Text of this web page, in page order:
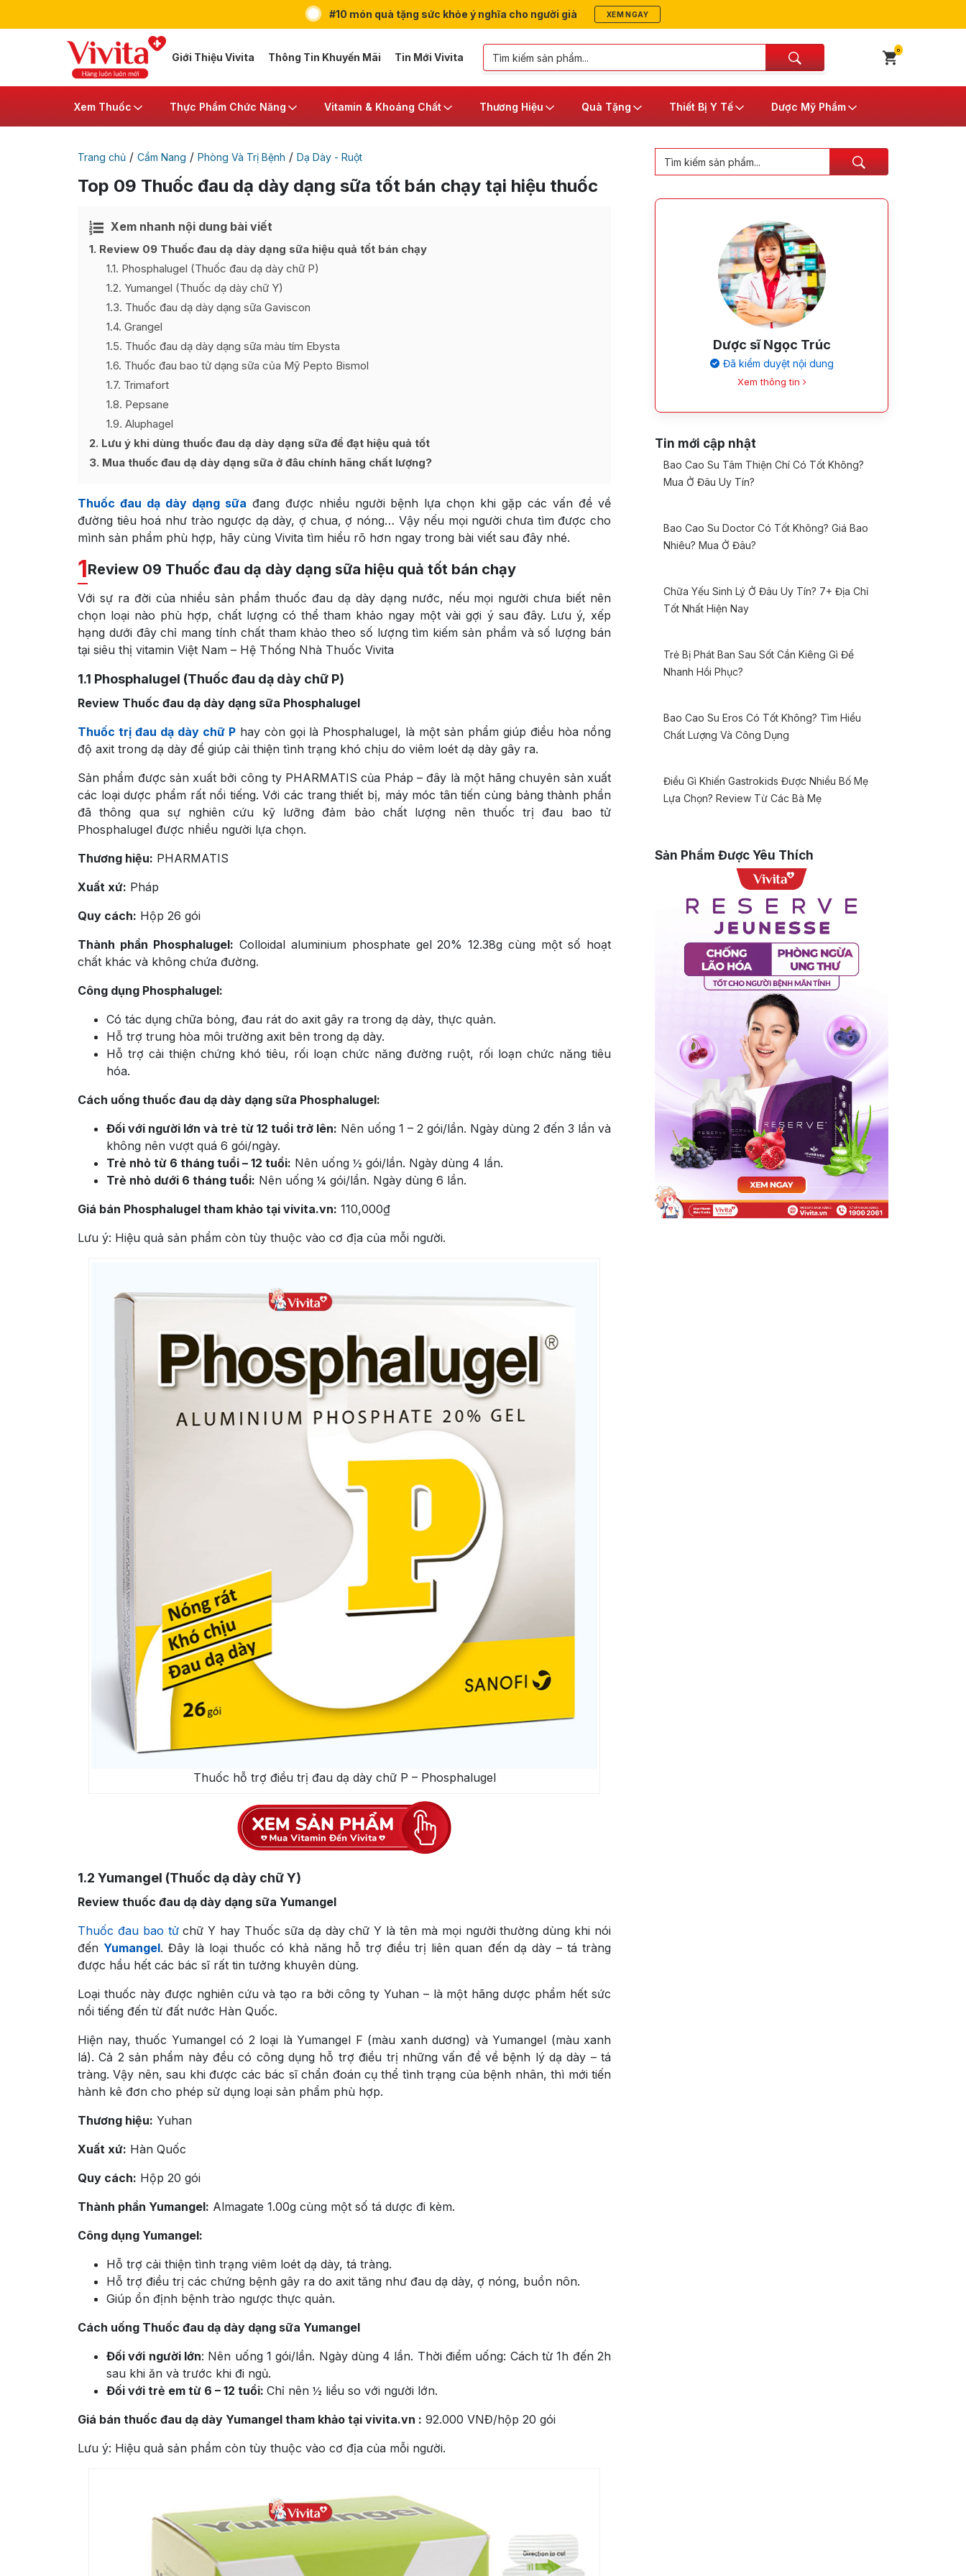
#10 món quà tặng sức khỏe ý nghĩa cho người già XEM NGAY
Giới Thiệu Vivita Thông Tin Khuyến Mãi Tin Mới Vivita
0
Xem Thuốc Thực Phẩm Chức Năng Vitamin & Khoáng Chất Thương Hiệu Quà Tặng Thiết Bị Y Tế Dược Mỹ Phẩm
Trang chủ / Cẩm Nang / Phòng Và Trị Bệnh / Dạ Dày - Ruột
Top 09 Thuốc đau dạ dày dạng sữa tốt bán chạy tại hiệu thuốc
Xem nhanh nội dung bài viết
Ẩn
1 Review 09 Thuốc đau dạ dày dạng sữa hiệu quả tốt bán chạy
1.1 Phosphalugel (Thuốc đau dạ dày chữ P)
1.2 Yumangel (Thuốc dạ dày chữ Y)
1.3 Thuốc đau dạ dày dạng sữa Gaviscon
1.4 Grangel
1.5 Thuốc đau dạ dày dạng sữa màu tím Ebysta
1.6 Thuốc đau bao tử dạng sữa của Mỹ Pepto Bismol
1.7 Trimafort
1.8 Pepsane
1.9 Aluphagel
2 Lưu ý khi dùng thuốc đau dạ dày dạng sữa để đạt hiệu quả tốt
3 Mua thuốc đau dạ dày dạng sữa ở đâu chính hãng chất lượng?
Thuốc đau dạ dày dạng sữa đang được nhiều người bệnh lựa chọn khi gặp các vấn đề về
đường tiêu hoá như trào ngược dạ dày, ợ chua, ợ nóng… Vậy nếu mọi người chưa tìm được cho
mình sản phẩm phù hợp, hãy cùng Vivita tìm hiểu rõ hơn ngay trong bài viết sau đây nhé.
1Review 09 Thuốc đau dạ dày dạng sữa hiệu quả tốt bán chạy
Với sự ra đời của nhiều sản phẩm thuốc đau dạ dày dạng nước, nếu mọi người chưa biết nên
chọn loại nào phù hợp, chất lượng có thể tham khảo ngay một vài gợi ý sau đây. Lưu ý, xếp
hạng dưới đây chỉ mang tính chất tham khảo theo số lượng tìm kiếm sản phẩm và số lượng bán
tại siêu thị vitamin Việt Nam – Hệ Thống Nhà Thuốc Vivita
1.1 Phosphalugel (Thuốc đau dạ dày chữ P)
Review Thuốc đau dạ dày dạng sữa Phosphalugel
Thuốc trị đau dạ dày chữ Phay còn gọi là Phosphalugel, là một sản phẩm giúp điều hòa nồng
độ axit trong dạ dày để giúp cải thiện tình trạng khó chịu do viêm loét dạ dày gây ra.
Sản phẩm được sản xuất bởi công ty PHARMATIS của Pháp – đây là một hãng chuyên sản xuất
các loại dược phẩm rất nổi tiếng. Với các trang thiết bị, máy móc tân tiến cùng bảng thành phần
đã thông qua sự nghiên cứu kỹ lưỡng đảm bảo chất lượng nên thuốc trị đau bao tử
Phosphalugel được nhiều người lựa chọn.
Thương hiệu: PHARMATIS
Xuất xứ: Pháp
Quy cách: Hộp 26 gói
Thành phần Phosphalugel: Colloidal aluminium phosphate gel 20% 12.38g cùng một số hoạt
chất khác và không chứa đường.
Công dụng Phosphalugel:
Có tác dụng chữa bỏng, đau rát do axit gây ra trong dạ dày, thực quản.
Hỗ trợ trung hòa môi trường axit bên trong dạ dày.
Hỗ trợ cải thiện chứng khó tiêu, rối loạn chức năng đường ruột, rối loạn chức năng tiêu
hóa.
Cách uống thuốc đau dạ dày dạng sữa Phosphalugel:
Đối với người lớn và trẻ từ 12 tuổi trở lên: Nên uống 1 – 2 gói/lần. Ngày dùng 2 đến 3 lần và
không nên vượt quá 6 gói/ngày.
Trẻ nhỏ từ 6 tháng tuổi – 12 tuổi: Nên uống ½ gói/lần. Ngày dùng 4 lần.
Trẻ nhỏ dưới 6 tháng tuổi: Nên uống ¼ gói/lần. Ngày dùng 6 lần.
Giá bán Phosphalugel tham khảo tại vivita.vn: 110,000₫
Lưu ý: Hiệu quả sản phẩm còn tùy thuộc vào cơ địa của mỗi người.
Thuốc hỗ trợ điều trị đau dạ dày chữ P – Phosphalugel
1.2 Yumangel (Thuốc dạ dày chữ Y)
Review thuốc đau dạ dày dạng sữa Yumangel
Thuốc đau bao tửchữ Y hay Thuốc sữa dạ dày chữ Y là tên mà mọi người thường dùng khi nói
đến Yumangel. Đây là loại thuốc có khả năng hỗ trợ điều trị liên quan đến dạ dày – tá tràng
được hầu hết các bác sĩ rất tin tưởng khuyên dùng.
Loại thuốc này được nghiên cứu và tạo ra bởi công ty Yuhan – là một hãng dược phẩm hết sức
nổi tiếng đến từ đất nước Hàn Quốc.
Hiện nay, thuốc Yumangel có 2 loại là Yumangel F (màu xanh dương) và Yumangel (màu xanh
lá). Cả 2 sản phẩm này đều có công dụng hỗ trợ điều trị những vấn đề về bệnh lý dạ dày – tá
tràng. Vậy nên, sau khi được các bác sĩ chẩn đoán cụ thể tình trạng của bệnh nhân, thì mới tiến
hành kê đơn cho phép sử dụng loại sản phẩm phù hợp.
Thương hiệu: Yuhan
Xuất xứ: Hàn Quốc
Quy cách: Hộp 20 gói
Thành phần Yumangel: Almagate 1.00g cùng một số tá dược đi kèm.
Công dụng Yumangel:
Hỗ trợ cải thiện tình trạng viêm loét dạ dày, tá tràng.
Hỗ trợ điều trị các chứng bệnh gây ra do axit tăng như đau dạ dày, ợ nóng, buồn nôn.
Giúp ổn định bệnh trào ngược thực quản.
Cách uống Thuốc đau dạ dày dạng sữa Yumangel
Đối với người lớn: Nên uống 1 gói/lần. Ngày dùng 4 lần. Thời điểm uống: Cách từ 1h đến 2h
sau khi ăn và trước khi đi ngủ.
Đối với trẻ em từ 6 – 12 tuổi: Chỉ nên ½ liều so với người lớn.
Giá bán thuốc đau dạ dày Yumangel tham khảo tại vivita.vn : 92.000 VNĐ/hộp 20 gói
Lưu ý: Hiệu quả sản phẩm còn tùy thuộc vào cơ địa của mỗi người.
Dược sĩ Ngọc Trúc
Đã kiểm duyệt nội dung
Xem thông tin
Tin mới cập nhật
Bao Cao Su Tâm Thiện Chí Có Tốt Không?
Mua Ở Đâu Uy Tín?
Bao Cao Su Doctor Có Tốt Không? Giá Bao
Nhiêu? Mua Ở Đâu?
Chữa Yếu Sinh Lý Ở Đâu Uy Tín? 7+ Địa Chỉ
Tốt Nhất Hiện Nay
Trẻ Bị Phát Ban Sau Sốt Cần Kiêng Gì Để
Nhanh Hồi Phục?
Bao Cao Su Eros Có Tốt Không? Tìm Hiểu
Chất Lượng Và Công Dụng
Điều Gì Khiến Gastrokids Được Nhiều Bố Mẹ
Lựa Chọn? Review Từ Các Bà Mẹ
Sản Phẩm Được Yêu Thích